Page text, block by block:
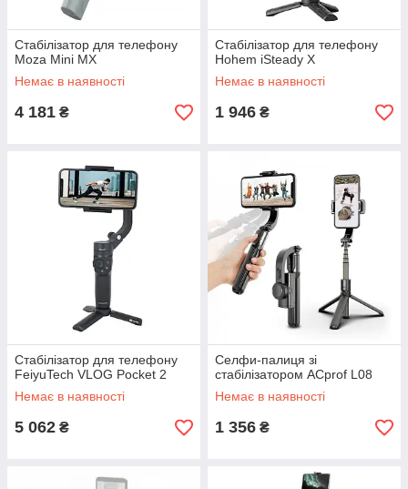
Стабілізатор для телефону
Moza Mini MX
Немає в наявності
4 181 ₴
Стабілізатор для телефону
Hohem iSteady X
Немає в наявності
1 946 ₴
Стабілізатор для телефону
FeiyuTech VLOG Pocket 2
Немає в наявності
5 062 ₴
Селфи-палиця зі
стабілізатором ACprof L08
Немає в наявності
1 356 ₴